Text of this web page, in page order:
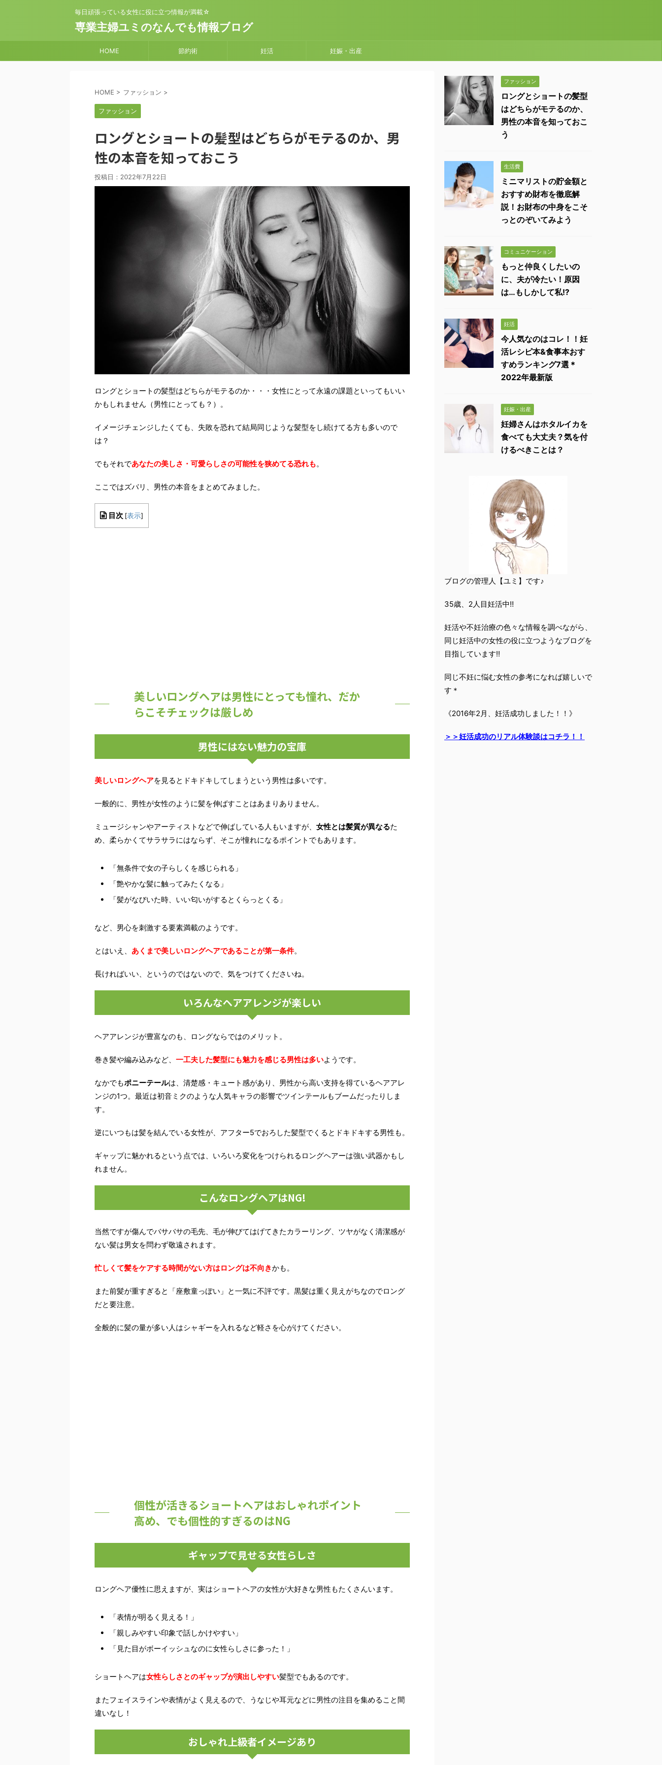
毎日頑張っている女性に役に立つ情報が満載☆
専業主婦ユミのなんでも情報ブログ
HOME 節約術 妊活 妊娠・出産
HOME > ファッション >
ファッション
ロングとショートの髪型はどちらがモテるのか、男
性の本音を知っておこう
投稿日： 2022年7月22日
ロングとショートの髪型はどちらがモテるのか・・・女性にとって永遠の課題といってもいい
かもしれません（男性にとっても？）。
イメージチェンジしたくても、失敗を恐れて結局同じような髪型をし続けてる方も多いので
は？
でもそれであなたの美しさ・可愛らしさの可能性を狭めてる恐れも。
ここではズバリ、 男性の本音をまとめてみました。
目次 [表示]
美しいロングヘアは男性にとっても憧れ、だか
らこそチェックは厳しめ
男性にはない魅力の宝庫
美しいロングヘアを見るとドキドキしてしまうという男性は多いです。
一般的に、男性が女性のように髪を伸ばすことはあまりありません。
ミュージシャンやアーティストなどで伸ばしている人もいますが、 女性とは髪質が異なるた
め、柔らかくてサラサラにはならず、 そこが憧れになるポイント でもあります。
「無条件で女の子らしくを感じられる」
「艶やかな髪に触ってみたくなる」
「髪がなびいた時、いい匂いがするとくらっとくる」
など、男心を刺激する要素満載のようです。
とはいえ、 あくまで美しいロングヘアであることが第一条件。
長ければいい、というのではないので、気をつけてくださいね。
いろんなヘアアレンジが楽しい
ヘアアレンジが豊富なのも、ロングならではのメリット。
巻き髪や編み込みなど、 一工夫した髪型にも魅力を感じる男性は多いようです。
なかでもポニーテールは、清楚感・キュート感があり、男性から高い支持を得ているヘアアレ
ンジの1つ。最近は初音ミクのような人気キャラの影響でツインテールもブームだったりしま
す。
逆にいつもは髪を結んでいる女性が、 アフター5でおろした髪型でくるとドキドキする男性も。
ギャップに魅かれるという点では、いろいろ変化をつけられるロングヘアーは強い武器かもし
れません。
こんなロングヘアはNG!
当然ですが傷んでバサバサの毛先、毛が伸びてはげてきたカラーリング、ツヤがなく清潔感が
ない髪は男女を問わず敬遠されます。
忙しくて髪をケアする時間がない方はロングは不向きかも。
また前髪が重すぎると「座敷童っぽい」と一気に不評です。 黒髪は重く見えがちなのでロング
だと要注意。
全般的に髪の量が多い人はシャギーを入れるなど軽さを心がけてください。
個性が活きるショートヘアはおしゃれポイント
高め、でも個性的すぎるのはNG
ギャップで見せる女性らしさ
ロングヘア優性に思えますが、実はショートヘアの女性が大好きな男性もたくさんいます。
「表情が明るく見える！」
「親しみやすい印象で話しかけやすい」
「見た目がボーイッシュなのに女性らしさに参った！」
ショートヘアは女性らしさとのギャップが演出しやすい髪型でもあるのです。
またフェイスラインや表情がよく見えるので、うなじや耳元などに男性の注目を集めること間
違いなし！
おしゃれ上級者イメージあり
ファッション
ロングとショートの髪型
はどちらがモテるのか、
男性の本音を知っておこ
う
生活費
ミニマリストの貯金額と
おすすめ財布を徹底解
説！お財布の中身をこそ
っとのぞいてみよう
コミュニケーション
もっと仲良くしたいの
に、夫が冷たい！原因
は…もしかして私!?
妊活
今人気なのはコレ！！妊
活レシピ本&食事本おす
すめランキング7選＊
2022年最新版
妊娠・出産
妊婦さんはホタルイカを
食べても大丈夫？気を付
けるべきことは？
ブログの管理人【ユミ】です♪
35歳、2人目妊活中‼︎
妊活や不妊治療の色々な情報を調べながら、
同じ妊活中の女性の役に立つようなブログを
目指しています‼︎
同じ不妊に悩む女性の参考になれば嬉しいで
す＊
《2016年2月、妊活成功しました！！》
＞＞妊活成功のリアル体験談はコチラ！！